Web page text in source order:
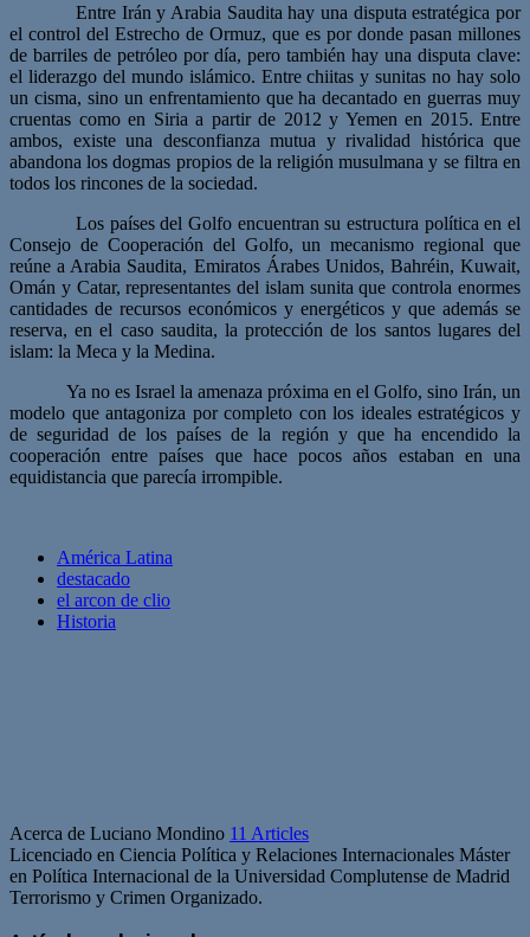
Entre Irán y Arabia Saudita hay una disputa estratégica por
el control del Estrecho de Ormuz, que es por donde pasan millones
de barriles de petróleo por día, pero también hay una disputa clave:
el liderazgo del mundo islámico. Entre chiitas y sunitas no hay solo
un cisma, sino un enfrentamiento que ha decantado en guerras muy
cruentas como en Siria a partir de 2012 y Yemen en 2015. Entre
ambos, existe una desconfianza mutua y rivalidad histórica que
abandona los dogmas propios de la religión musulmana y se filtra en
todos los rincones de la sociedad.
Los países del Golfo encuentran su estructura política en el
Consejo de Cooperación del Golfo, un mecanismo regional que
reúne a Arabia Saudita, Emiratos Árabes Unidos, Bahréin, Kuwait,
Omán y Catar, representantes del islam sunita que controla enormes
cantidades de recursos económicos y energéticos y que además se
reserva, en el caso saudita, la protección de los santos lugares del
islam: la Meca y la Medina.
Ya no es Israel la amenaza próxima en el Golfo, sino Irán, un
modelo que antagoniza por completo con los ideales estratégicos y
de seguridad de los países de la región y que ha encendido la
cooperación entre países que hace pocos años estaban en una
equidistancia que parecía irrompible.
América Latina
destacado
el arcon de clio
Historia
Acerca de Luciano Mondino 11 Articles
Licenciado en Ciencia Política y Relaciones Internacionales Máster
en Política Internacional de la Universidad Complutense de Madrid
Terrorismo y Crimen Organizado.